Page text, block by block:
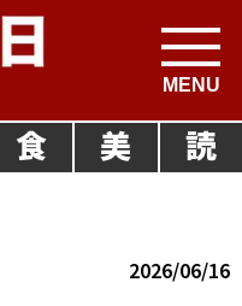
食 美 読
2026/06/16